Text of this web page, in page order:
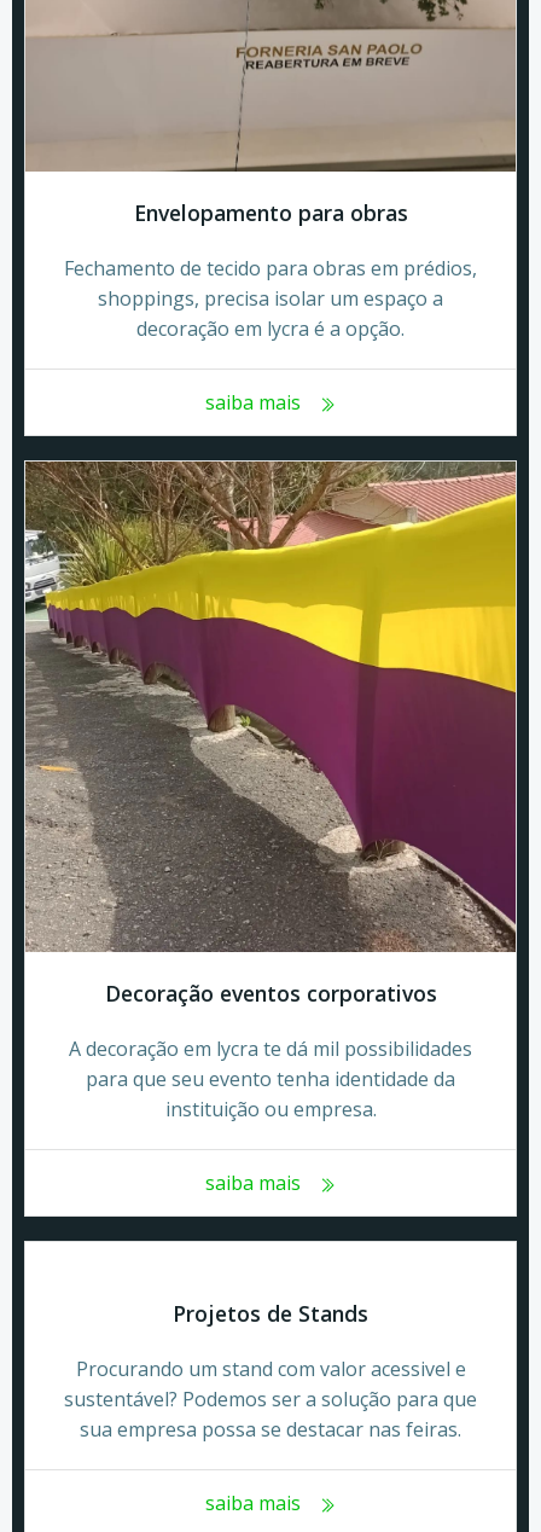
Envelopamento para obras
Fechamento de tecido para obras em prédios,
shoppings, precisa isolar um espaço a
decoração em lycra é a opção.
saiba mais
Decoração eventos corporativos
A decoração em lycra te dá mil possibilidades
para que seu evento tenha identidade da
instituição ou empresa.
saiba mais
Projetos de Stands
Procurando um stand com valor acessivel e
sustentável? Podemos ser a solução para que
sua empresa possa se destacar nas feiras.
saiba mais